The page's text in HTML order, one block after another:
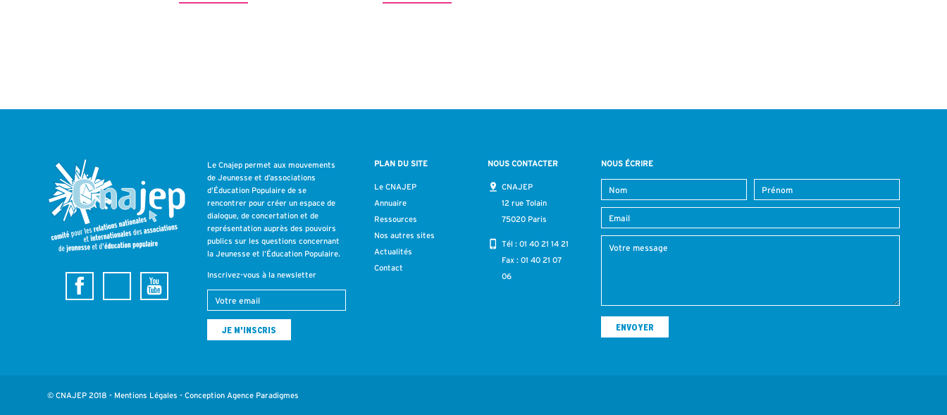
Le Cnajep permet aux mouvements
de Jeunesse et d’associations
d’Éducation Populaire de se
rencontrer pour créer un espace de
dialogue, de concertation et de
représentation auprès des pouvoirs
publics sur les questions concernant
la Jeunesse et l’Éducation Populaire.
Inscrivez-vous à la newsletter
PLAN DU SITE
Le CNAJEP
Annuaire
Ressources
Nos autres sites
Actualités
Contact
NOUS CONTACTER
CNAJEP
12 rue Tolain
75020 Paris
Tél : 01 40 21 14 21
Fax : 01 40 21 07
06
NOUS ÉCRIRE
© CNAJEP 2018 - Mentions Légales - Conception Agence Paradigmes